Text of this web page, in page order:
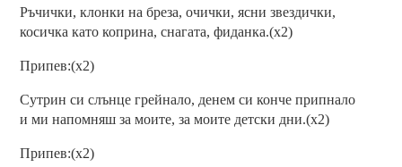
Ръчички, клонки на бреза, очички, ясни звездички,
косичка като коприна, снагата, фиданка.(x2)
Припев:(x2)
Сутрин си слънце грейнало, денем си конче припнало
и ми напомняш за моите, за моите детски дни.(x2)
Припев:(x2)